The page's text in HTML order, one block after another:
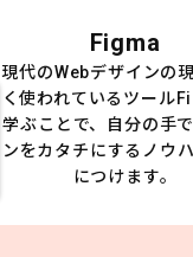
Figma
現代のWebデザインの
く使われているツール
学ぶことで、自分の手
ンをカタチにするノウ
につけます。